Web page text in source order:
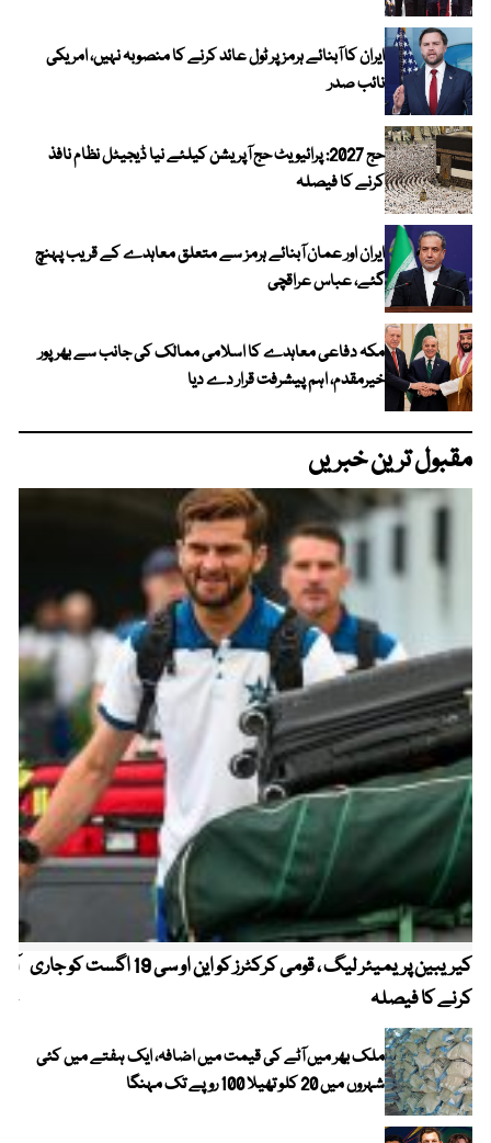
ایران کا آبنائے ہرمز پر ٹول عائد کرنے کا منصوبہ نہیں، امریکی
نائب صدر
حج 2027: پرائیویٹ حج آپریشن کیلئے نیا ڈیجیٹل نظام نافذ
کرنے کا فیصلہ
ایران اور عمان آبنائے ہرمز سے متعلق معاہدے کے قریب پہنچ
گئے، عباس عراقچی
مکہ دفاعی معاہدے کا اسلامی ممالک کی جانب سے بھرپور
خیرمقدم، اہم پیشرفت قرار دے دیا
مقبول ترین خبریں
کیریبین پریمیئر لیگ ، قومی کرکٹرز کو این او سی 19 اگست کو جاری
کرنے کا فیصلہ
ملک بھر میں آٹے کی قیمت میں اضافہ، ایک ہفتے میں کئی
شہروں میں 20 کلو تھیلا 100 روپے تک مہنگا